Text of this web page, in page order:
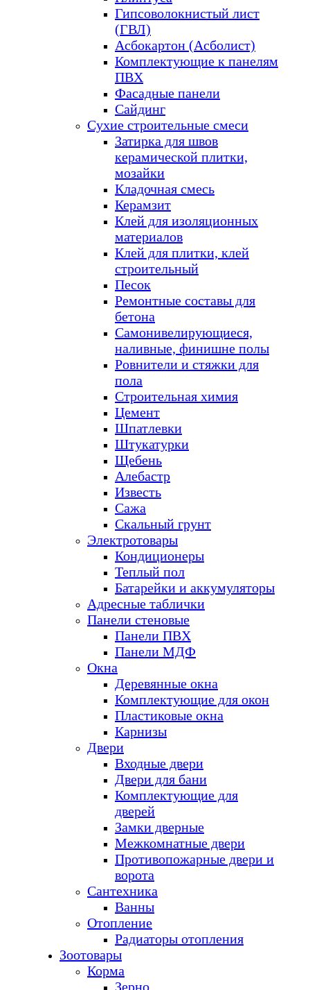
Гипсоволокнистый лист
(ГВЛ)
Асбокартон (Асболист)
Комплектующие к панелям
ПВХ
Фасадные панели
Сайдинг
Сухие строительные смеси
Затирка для швов
керамической плитки,
мозайки
Кладочная смесь
Керамзит
Клей для изоляционных
материалов
Клей для плитки, клей
строительный
Песок
Ремонтные составы для
бетона
Самонивелирующиеся,
наливные, финишне полы
Ровнители и стяжки для
пола
Строительная химия
Цемент
Шпатлевки
Штукатурки
Щебень
Алебастр
Известь
Сажа
Скальный грунт
Электротовары
Кондиционеры
Теплый пол
Батарейки и аккумуляторы
Адресные таблички
Панели стеновые
Панели ПВХ
Панели МДФ
Окна
Деревянные окна
Комплектующие для окон
Пластиковые окна
Карнизы
Двери
Входные двери
Двери для бани
Комплектующие для
дверей
Замки дверные
Межкомнатные двери
Противопожарные двери и
ворота
Сантехника
Ванны
Отопление
Радиаторы отопления
Зоотовары
Корма
Зерно